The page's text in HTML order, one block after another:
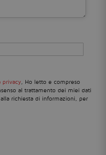
privacy, Ho letto e compreso
al trattamento dei miei dati
richiesta di informazioni, per